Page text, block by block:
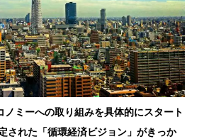
ノミーへの取り組みを具体的にスタート
された「循環経済ビジョン」がきっか